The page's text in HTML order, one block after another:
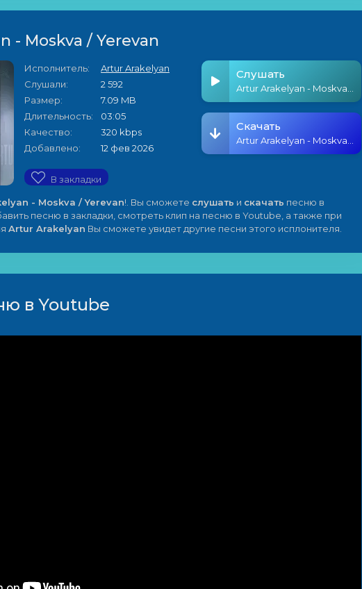
- Moskva / Yerevan
Исполнитель:
Artur Arakelyan
Слушали:
2 592
Размер:
7.09 MB
Длительность:
03:05
Качество:
320 kbps
Добавлено:
12 фев 2026
В закладки
Слушать
Скачать
- Moskva / Yerevan!. Вы сможете слушать и скачать песню в
песню в закладки, смотреть клип на песню в Youtube, а также при
Artur Arakelyan Вы сможете увидет другие песни этого исплонителя.
в Youtube